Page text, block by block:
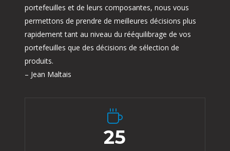
portefeuilles et de leurs composantes, nous vous
permettons de prendre de meilleures décisions plus
rapidement tant au niveau du rééquilibrage de vos
portefeuilles que des décisions de sélection de
produits.
– Jean Maltais
25